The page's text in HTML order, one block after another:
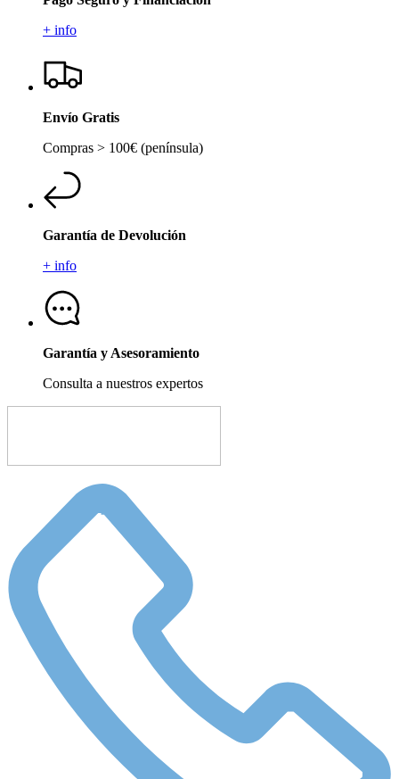
+ info
Envío Gratis
Compras > 100€ (península)
Garantía de Devolución
+ info
Garantía y Asesoramiento
Consulta a nuestros expertos